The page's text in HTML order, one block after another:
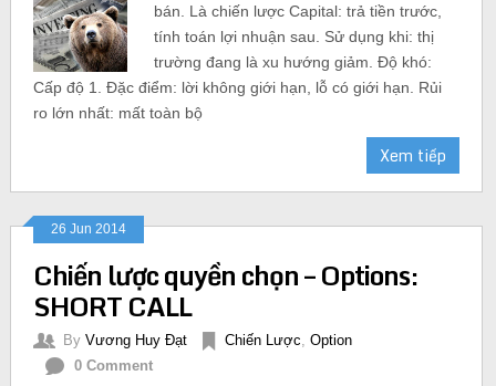
bán. Là chiến lược Capital: trả tiền trước,
tính toán lợi nhuận sau. Sử dụng khi: thị
trường đang là xu hướng giảm. Độ khó:
Cấp độ 1. Đặc điểm: lời không giới hạn, lỗ có giới hạn. Rủi
ro lớn nhất: mất toàn bộ
Xem tiếp
26 Jun 2014
Chiến lược quyền chọn – Options:
SHORT CALL
By Vương Huy Đạt Chiến Lược Option
0 Comment